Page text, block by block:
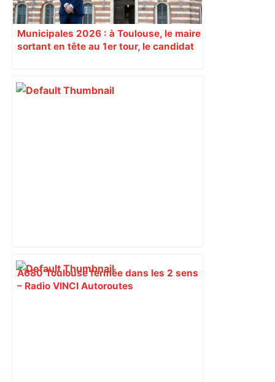
Municipales 2026 : à Toulouse, le maire
sortant en tête au 1er tour, le candidat
A680 Toulouse fermée dans les 2 sens
– Radio VINCI Autoroutes